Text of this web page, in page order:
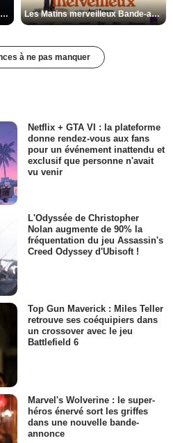
Les Silences de Riyad Bande-annonce VO STFR Les Matins merveilleux Bande-annonce VF
à ne pas manquer
Netflix + GTA VI : la plateforme
donne rendez-vous aux fans
pour un événement inattendu et
exclusif que personne n'avait
vu venir
L'Odyssée de Christopher
Nolan augmente de 90% la
fréquentation du jeu Assassin's
Creed Odyssey d'Ubisoft !
Top Gun Maverick : Miles Teller
retrouve ses coéquipiers dans
un crossover avec le jeu
Battlefield 6
Marvel's Wolverine : le super-
héros énervé sort les griffes
dans une nouvelle bande-
annonce